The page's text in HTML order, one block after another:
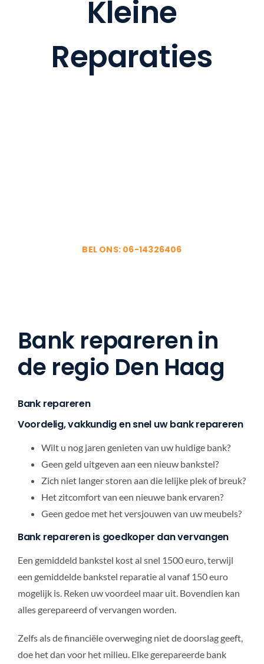
Kleine
Reparaties
BEL ONS: 06-14326406
Bank repareren in
de regio Den Haag
Bank repareren
Voordelig, vakkundig en snel uw bank repareren
Wilt u nog jaren genieten van uw huidige bank?
Geen geld uitgeven aan een nieuw bankstel?
Zich niet langer storen aan die lelijke plek of breuk?
Het zitcomfort van een nieuwe bank ervaren?
Geen gedoe met het versjouwen van uw meubels?
Bank repareren is goedkoper dan vervangen
Een gemiddeld bankstel kost al snel 1500 euro, terwijl
een gemiddelde bankstel reparatie al vanaf 150 euro
mogelijk is. Reken uw voordeel maar uit. Bovendien kan
alles gerepareerd of vervangen worden.
Zelfs als de financiële overweging niet de doorslag geeft,
doe het dan voor het milieu. Elke gerepareerde bank